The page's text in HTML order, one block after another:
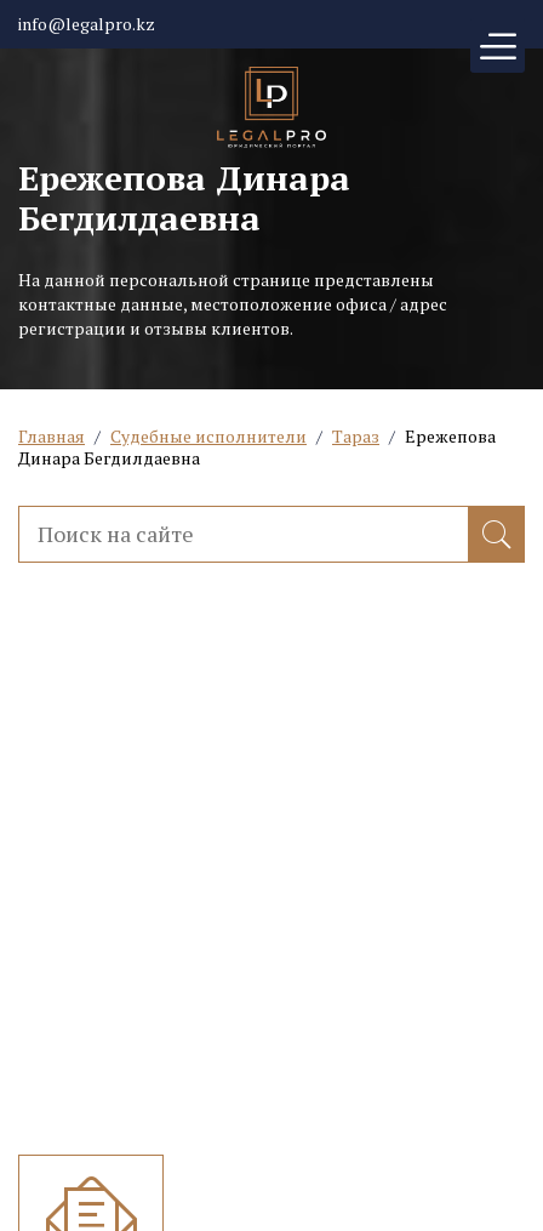
info@legalpro.kz
Ережепова Динара
Бегдилдаевна
На данной персональной странице представлены
контактные данные, местоположение офиса / адрес
регистрации и отзывы клиентов.
Главная / Судебные исполнители / Тараз / Ережепова
Динара Бегдилдаевна